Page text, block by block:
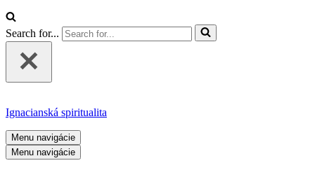
Search for...
Ignacianská spiritualita
Menu navigácie
Menu navigácie